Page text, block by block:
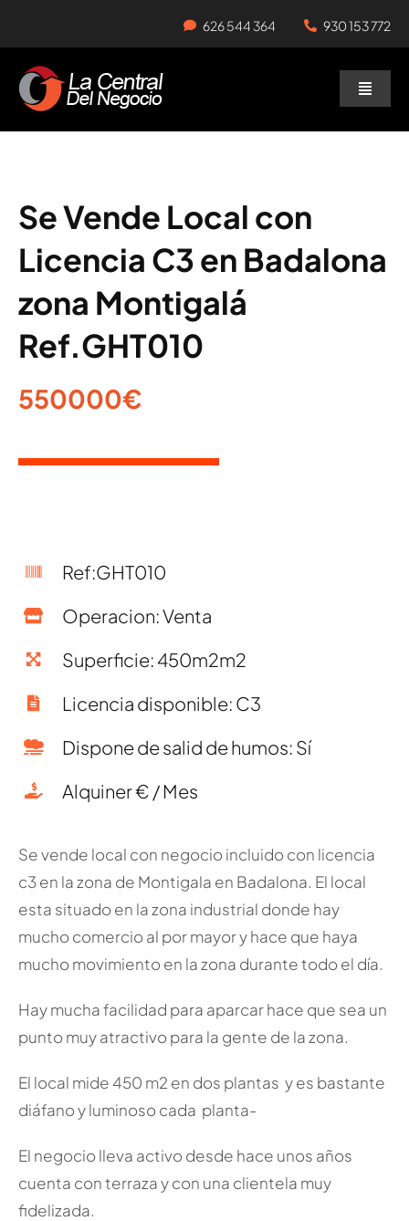
content
626 544 364 930 153 772
Toggle
Negocios en Traspaso
Servicios
Se Vende Local con
Licencia C3 en Badalona
zona Montigalá
Ref.GHT010
550000€
Ref:GHT010
Operacion: Venta
Superficie: 450m2m2
Licencia disponible: C3
Dispone de salid de humos: Sí
Alquiner € / Mes
Se vende local con negocio incluido con licencia
c3 en la zona de Montigala en Badalona. El local
esta situado en la zona industrial donde hay
mucho comercio al por mayor y hace que haya
mucho movimiento en la zona durante todo el día.
Hay mucha facilidad para aparcar hace que sea un
punto muy atractivo para la gente de la zona.
El local mide 450 m2 en dos plantas y es bastante
diáfano y luminoso cada planta-
El negocio lleva activo desde hace unos años
cuenta con terraza y con una clientela muy
fidelizada.